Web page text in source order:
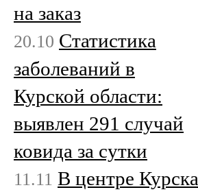
на заказ
20.10 Статистика
заболеваний в
Курской области:
выявлен 291 случай
ковида за сутки
11.11 В центре Курска